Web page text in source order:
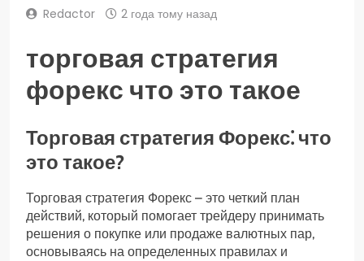
Redactor 2 года тому назад
торговая стратегия
форекс что это такое
Торговая стратегия Форекс⁚ что
это такое?
Торговая стратегия Форекс – это четкий план
действий, который помогает трейдеру принимать
решения о покупке или продаже валютных пар,
основываясь на определенных правилах и